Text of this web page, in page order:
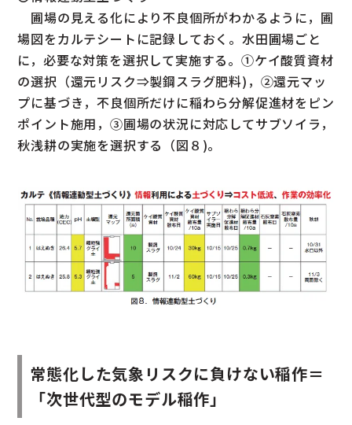
圃場の見える化により不良個所がわかるように，圃
場図をカルテシートに記録しておく。水田圃場ごと
に，必要な対策を選択して実施する。①ケイ酸質資材
の選択（還元リスク⇒製鋼スラグ肥料)，②還元マッ
プに基づき，不良個所だけに稲わら分解促進材をピン
ポイント施用，③圃場の状況に対応してサブソイラ，
秋浅耕の実施を選択する（図８)。
常態化した気象リスクに負けない稲作＝
「次世代型のモデル稲作｣